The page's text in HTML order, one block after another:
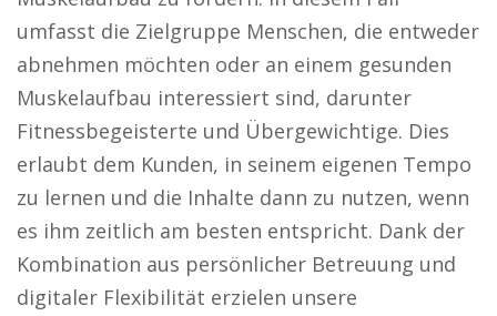
umfasst die Zielgruppe Menschen, die entweder
abnehmen möchten oder an einem gesunden
Muskelaufbau interessiert sind, darunter
Fitnessbegeisterte und Übergewichtige. Dies
erlaubt dem Kunden, in seinem eigenen Tempo
zu lernen und die Inhalte dann zu nutzen, wenn
es ihm zeitlich am besten entspricht. Dank der
Kombination aus persönlicher Betreuung und
digitaler Flexibilität erzielen unsere